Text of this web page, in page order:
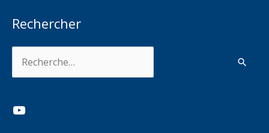
Rechercher
YouTube